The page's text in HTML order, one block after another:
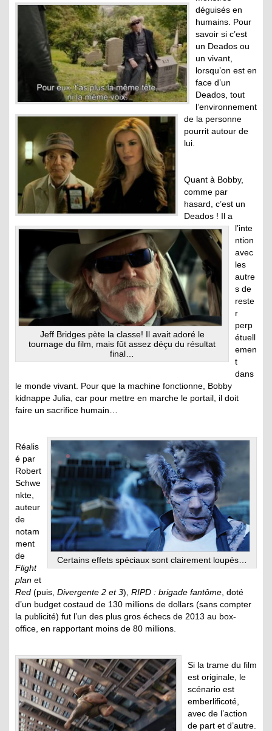
Jeff Bridges pète la classe! Il avait adoré le
tournage du film, mais fût assez déçu du résultat
final…
déguisés en
humains. Pour
savoir si c’est
un Deados ou
un vivant,
lorsqu’on est en
face d’un
Deados, tout
l’environnement
de la personne
pourrit autour de
lui.
Quant à Bobby,
comme par
hasard, c’est un
Deados ! Il a
l’inte
ntion
avec
les
autre
s de
reste
r
perp
étuell
emen
t
dans
le monde vivant. Pour que la machine fonctionne, Bobby
kidnappe Julia, car pour mettre en marche le portail, il doit
faire un sacrifice humain…
Certains effets spéciaux sont clairement loupés…
Réalis
é par
Robert
Schwe
nkte,
auteur
de
notam
ment
de
Flight
plan et
Red (puis, Divergente 2 et 3), RIPD : brigade fantôme , doté
d’un budget costaud de 130 millions de dollars (sans compter
la publicité) fut l’un des plus gros échecs de 2013 au box-
office, en rapportant moins de 80 millions.
Si la trame du film
est originale, le
scénario est
emberlificoté,
avec de l’action
de part et d’autre.